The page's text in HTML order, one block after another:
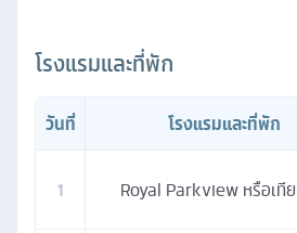
โรงแรมและที่พัก
วันที่ โรงแรมและที่พัก
1 Royal Parkview หรือเทีย